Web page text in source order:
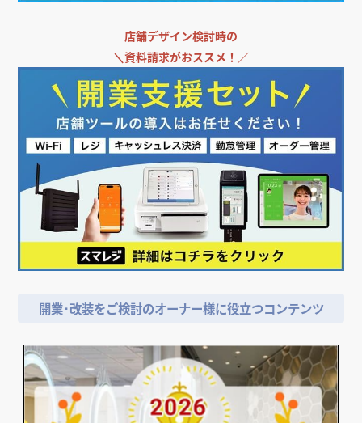
店舗デザイン検討時の
＼資料請求がおススメ！／
開業･改装をご検討のオーナー様に役立つコンテンツ